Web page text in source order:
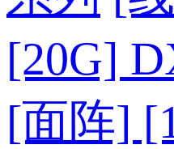
[20G]
[面阵]